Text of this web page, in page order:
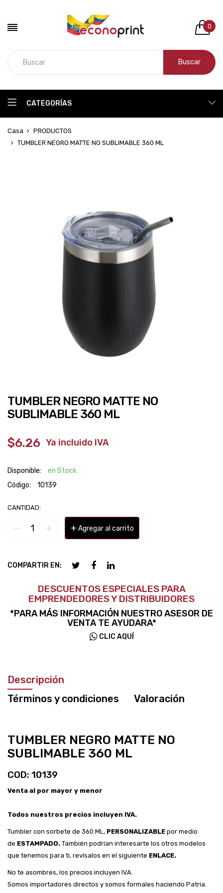
0
Buscar
CATEGORÍAS
Casa
PRODUCTOS
TUMBLER NEGRO MATTE NO SUBLIMABLE 360 ML
TUMBLER NEGRO MATTE NO
SUBLIMABLE 360 ML
$6.26 ‎ ‎ ‎ Ya incluido IVA
Disponible:
en Stock
Código:
10139
CANTIDAD:
− + + Agregar al carrito
COMPARTIR EN:
DESCUENTOS ESPECIALES PARA
EMPRENDEDORES Y DISTRIBUIDORES
*PARA MÁS INFORMACIÓN NUESTRO ASESOR DE
VENTA TE AYUDARA*
CLIC AQUÍ
Descripción
Términos y condiciones
Valoración
TUMBLER NEGRO MATTE NO
SUBLIMABLE 360 ML
COD: 10139
Venta al por mayor y menor
Todos nuestros precios incluyen IVA.
Tumbler con sorbete de 360 ML, PERSONALIZABLE por medio
de ESTAMPADO. También podrían interesarte los otros modelos
que tenemos para ti, revísalos en el siguiente ENLACE.
No te asombres, los precios incluyen IVA.
Somos importadores directos y somos formales haciendo Patria.